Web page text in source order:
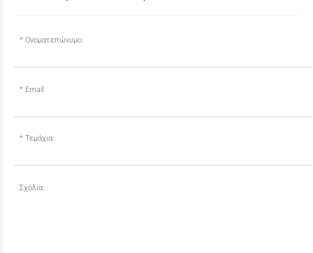
Ονοματεπώνυμο:
Email:
Τεμάχια:
Σχόλια: